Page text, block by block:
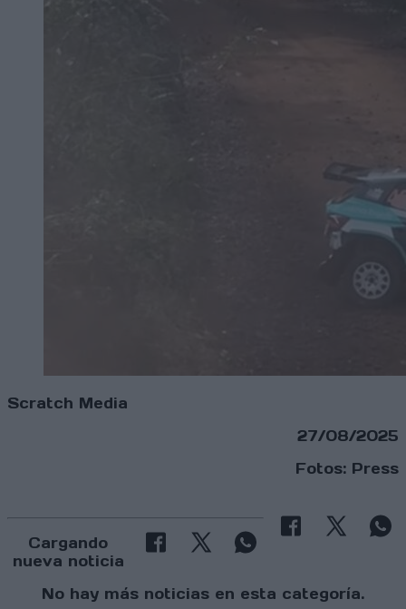
Scratch Media
27/08/2025
Fotos: Press
Cargando
nueva noticia
No hay más noticias en esta categoría.